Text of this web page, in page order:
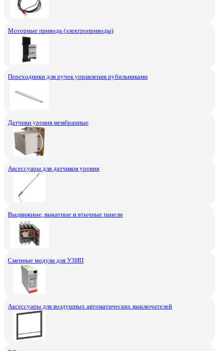
Моторные привода (электроприводы)
Переходники для ручек управления рубильниками
Датчики уровня мембранные
Аксессуары для датчиков уровня
Выдвижные, выкатные и втычные панели
Сменные модули для УЗИП
Аксессуары для воздушных автоматических выключателей